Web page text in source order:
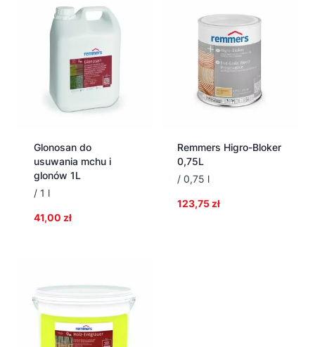
Glonosan do
usuwania mchu i
glonów 1L
/ 1 l
41,00 zł
Remmers Higro-Bloker
0,75L
/ 0,75 l
123,75 zł